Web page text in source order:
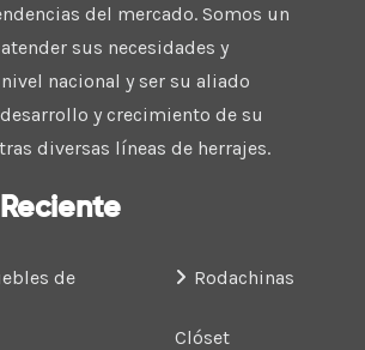
del mercado. Somos un
sus necesidades y
nacional y ser su aliado
y crecimiento de su
diversas líneas de herrajes.
de Rodachinas
Clóset